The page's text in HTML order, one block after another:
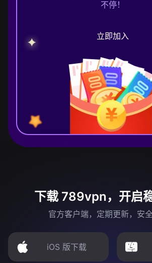
不停！
立即加入
下载 789vpn，开启
官方客户端，定期更新，安全
iOS 版下载